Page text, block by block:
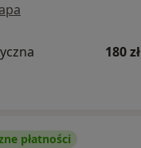
180 zł
płatności